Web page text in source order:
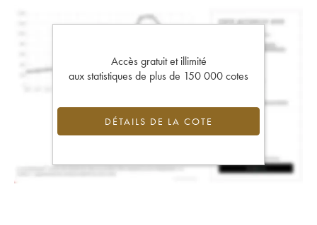
Accès gratuit et illimité
aux statistiques de plus de 150 000 cotes
DÉTAILS DE LA COTE